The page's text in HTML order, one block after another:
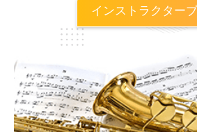
ブな音、攻撃的な歪んだ音であってもとにか
信条です。演奏技術、アプローチ、楽器機材
います。自分はギタリストではありますが、
を持っていますので、ギター、ベース、編曲
インストラクター